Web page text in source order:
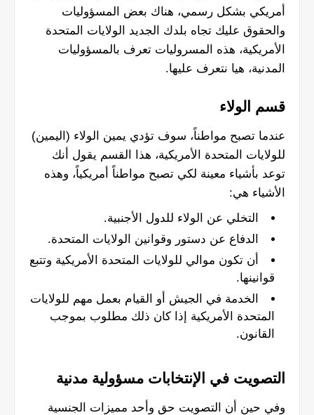
أمريكي بشكل رسمي، هناك بعض المسؤوليات
والحقوق عليك تجاه بلدك الجديد الولايات المتحدة
الأمريكية، هذه المسروليات تعرف بالمسؤوليات
المدنية، هيا نتعرف عليها.
قسم الولاء
عندما تصبح مواطناً، سوف تؤدي يمين الولاء (اليمين)
للولايات المتحدة الأمريكية، هذا القسم يقول أنك
توعد بأشياء معينة لكي تصبح مواطناً أمريكياً، وهذه
الأشياء هي:
التخلي عن الولاء للدول الأجنبية.
الدفاع عن دستور وقوانين الولايات المتحدة.
أن تكون موالي للولايات المتحدة الأمريكية وتتبع
قوانينها.
الخدمة في الجيش أو القيام بعمل مهم للولايات
المتحدة الأمريكية إذا كان ذلك مطلوب بموجب
القانون.
التصويت في الإنتخابات مسؤولية مدنية
وفي حين أن التصويت حق وأحد مميزات الجنسية